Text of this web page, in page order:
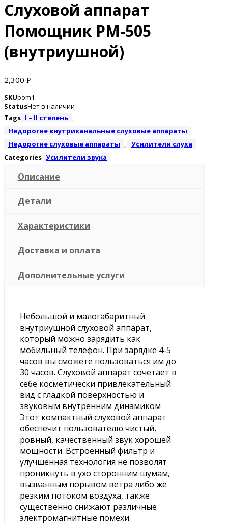
Слуховой аппарат
Помощник РМ-505
(внутриушной)
2,300 Р
SKUpom1
StatusНет в наличии
Tags I – II степень ,
Недорогие внутриканальные слуховые аппараты ,
Недорогие слуховые аппараты ,
Усилители слуха
Categories Усилители звука
Описание
Детали
Характеристики
Доставка и оплата
Дополнительные услуги
Небольшой и малогабаритный
внутриушной слуховой аппарат,
который можно зарядить как
мобильный телефон. При зарядке 4-5
часов вы сможете пользоваться им до
30 часов. Слуховой аппарат сочетает в
себе косметически привлекательный
вид с гладкой поверхностью и
звуковым внутренним динамиком
Этот компактный слуховой аппарат
обеспечит пользователю чистый,
ровный, качественный звук хорошей
мощности. Встроенный фильтр и
улучшенная технология не позволят
проникнуть в ухо сторонним шумам,
вызванным порывом ветра либо же
резким потоком воздуха, также
существенно снижают различные
электромагнитные помехи.